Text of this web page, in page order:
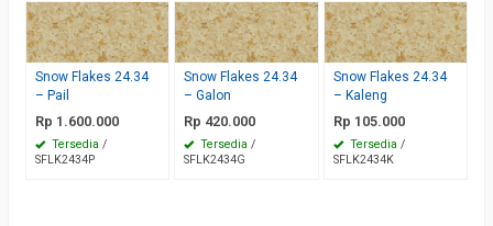
Snow Flakes 24.34
– Pail
Rp 1.600.000
Tersedia /
SFLK2434P
Snow Flakes 24.34
– Galon
Rp 420.000
Tersedia /
SFLK2434G
Snow Flakes 24.34
– Kaleng
Rp 105.000
Tersedia /
SFLK2434K